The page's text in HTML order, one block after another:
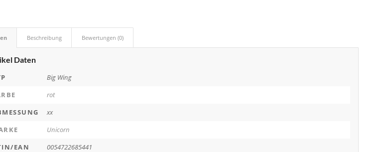
Beschreibung Bewertungen (0)
Daten
Big Wing
rot
xx
Unicorn
EAN
0054722685441